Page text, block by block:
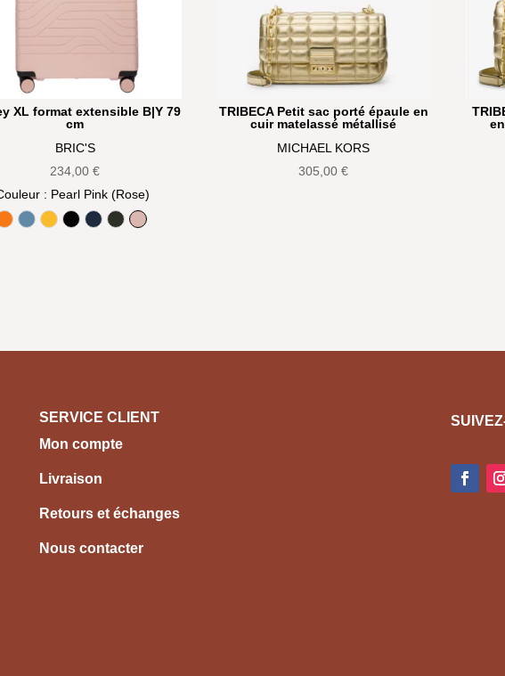
XL format extensible B|Y 79
cm
BRIC'S
234,00€
: Pearl Pink (Rose)
Aranci (Orange)
Avio (Bleu Gris)
Mango (Jaune)
NoirOceano (Bleu marine)
OlivePearl Pink (Rose)
TRIBECA Petit sac porté épaule en
cuir matelassé métallisé
MICHAEL KORS
305,00€
SERVICE CLIENT
Mon compte
Livraison
Retours et échanges
Nous contacter